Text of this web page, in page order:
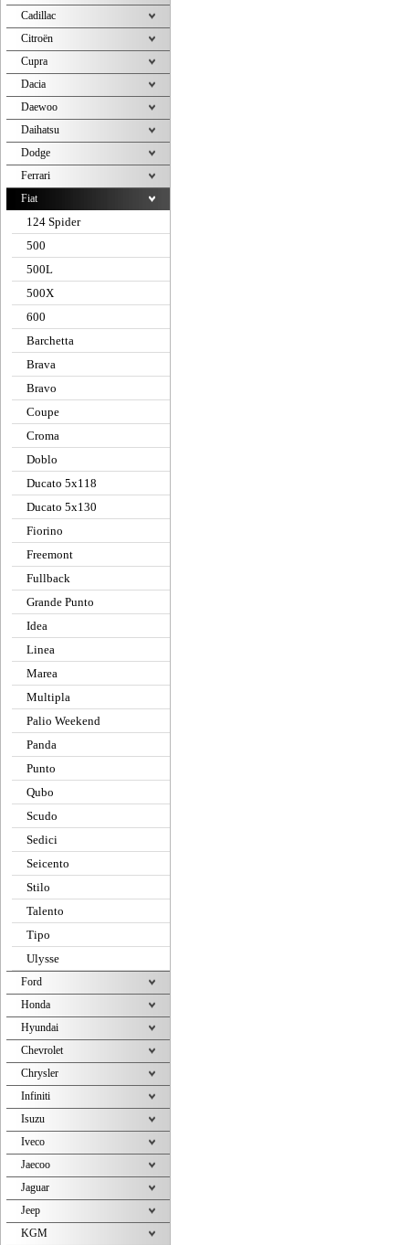
Cadillac
Citroën
Cupra
Dacia
Daewoo
Daihatsu
Dodge
Ferrari
Fiat
124 Spider
500
500L
500X
600
Barchetta
Brava
Bravo
Coupe
Croma
Doblo
Ducato 5x118
Ducato 5x130
Fiorino
Freemont
Fullback
Grande Punto
Idea
Linea
Marea
Multipla
Palio Weekend
Panda
Punto
Qubo
Scudo
Sedici
Seicento
Stilo
Talento
Tipo
Ulysse
Ford
Honda
Hyundai
Chevrolet
Chrysler
Infiniti
Isuzu
Iveco
Jaecoo
Jaguar
Jeep
KGM